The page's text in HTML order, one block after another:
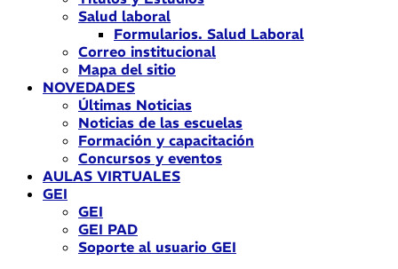
Salud laboral
Formularios. Salud Laboral
Correo institucional
Mapa del sitio
NOVEDADES
Últimas Noticias
Noticias de las escuelas
Formación y capacitación
Concursos y eventos
AULAS VIRTUALES
GEI
GEI
GEI PAD
Soporte al usuario GEI